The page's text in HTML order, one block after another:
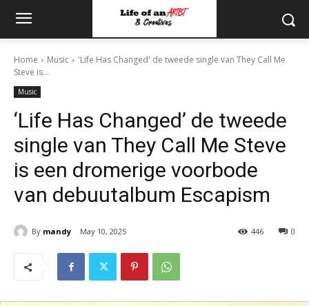
Home Music
'Life Has Changed' de tweede single van They Call Me
Steve is...
Music
‘Life Has Changed’ de tweede
single van They Call Me Steve
is een dromerige voorbode
van debuutalbum Escapism
By mandy May 10, 2025 0
446